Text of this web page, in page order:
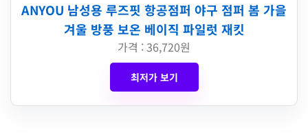
ANYOU 남성용 루즈핏 항공점퍼 야구 점퍼 봄 가을
겨울 방풍 보온 베이직 파일럿 재킷
가격 : 36,720원
최저가 보기